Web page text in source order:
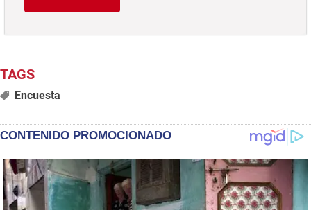
Encuesta
CONTENIDO PROMOCIONADO